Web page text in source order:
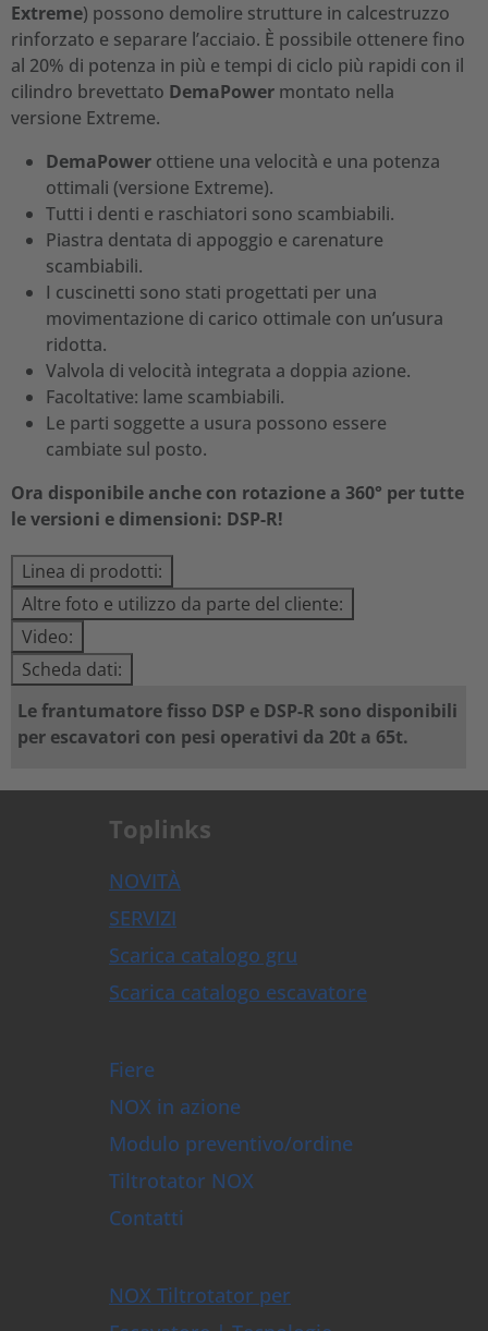
Extreme) possono demolire strutture in calcestruzzo
rinforzato e separare l’acciaio. È possibile ottenere fino
al 20% di potenza in più e tempi di ciclo più rapidi con il
cilindro brevettato DemaPower montato nella
versione Extreme.
DemaPower ottiene una velocità e una potenza
ottimali (versione Extreme).
Tutti i denti e raschiatori sono scambiabili.
Piastra dentata di appoggio e carenature
scambiabili.
I cuscinetti sono stati progettati per una
movimentazione di carico ottimale con un’usura
ridotta.
Valvola di velocità integrata a doppia azione.
Facoltative: lame scambiabili.
Le parti soggette a usura possono essere
cambiate sul posto.
Ora disponibile anche con rotazione a 360° per tutte
le versioni e dimensioni: DSP-R!
Linea di prodotti:
Altre foto e utilizzo da parte del cliente:
Video:
Scheda dati:
Le frantumatore fisso DSP e DSP-R sono disponibili
per escavatori con pesi operativi da 20t a 65t.
Toplinks
NOVITÀ
SERVIZI
Scarica catalogo gru
Scarica catalogo escavatore
Fiere
NOX in azione
Modulo preventivo/ordine
Tiltrotator NOX
Contatti
NOX Tiltrotator per